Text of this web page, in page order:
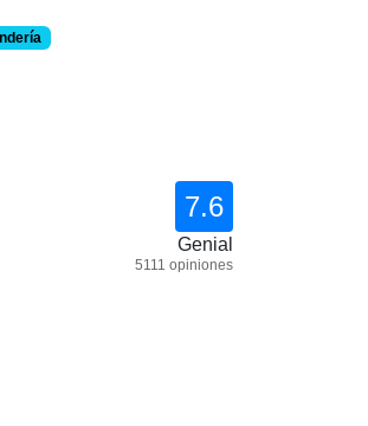
7.6
Genial
5111 opiniones